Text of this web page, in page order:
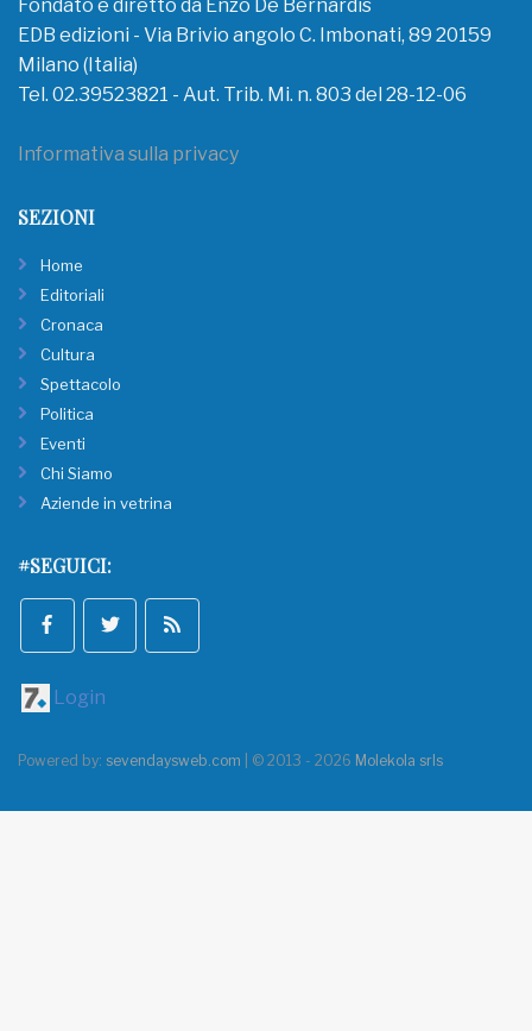
Fondato e diretto da Enzo De Bernardis
EDB edizioni - Via Brivio angolo C. Imbonati, 89 20159
Milano (Italia)
Tel. 02.39523821 - Aut. Trib. Mi. n. 803 del 28-12-06
Informativa sulla privacy
SEZIONI
Home
Editoriali
Cronaca
Cultura
Spettacolo
Politica
Eventi
Chi Siamo
Aziende in vetrina
#SEGUICI:
Login
Powered by: sevendaysweb.com | © 2013 - 2026 Molekola srls